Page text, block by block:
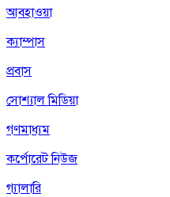
আবহাওয়া
ক্যাম্পাস
প্রবাস
সোশ্যাল মিডিয়া
গণমাধ্যম
কর্পোরেট নিউজ
গ্যালারি